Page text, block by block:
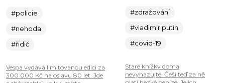
#policie
#nehoda
#řidič
Vespa vydává limitovanou edici za
300 000 Kč na oslavu 80 let. Jde
#zdražování
#vladimir putin
#covid-19
Staré knížky doma
nevyhazujte. Češi teď za ně